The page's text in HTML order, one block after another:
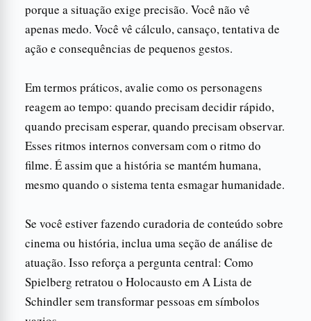
porque a situação exige precisão. Você não vê
apenas medo. Você vê cálculo, cansaço, tentativa de
ação e consequências de pequenos gestos.
Em termos práticos, avalie como os personagens
reagem ao tempo: quando precisam decidir rápido,
quando precisam esperar, quando precisam observar.
Esses ritmos internos conversam com o ritmo do
filme. É assim que a história se mantém humana,
mesmo quando o sistema tenta esmagar humanidade.
Se você estiver fazendo curadoria de conteúdo sobre
cinema ou história, inclua uma seção de análise de
atuação. Isso reforça a pergunta central: Como
Spielberg retratou o Holocausto em A Lista de
Schindler sem transformar pessoas em símbolos